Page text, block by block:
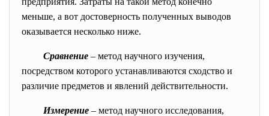
меньше, а вот достоверность полученных выводов
оказывается несколько ниже.
Сравнение – метод научного изучения,
посредством которого устанавливаются сходство и
различие предметов и явлений действительности.
Измерение – метод научного исследования,